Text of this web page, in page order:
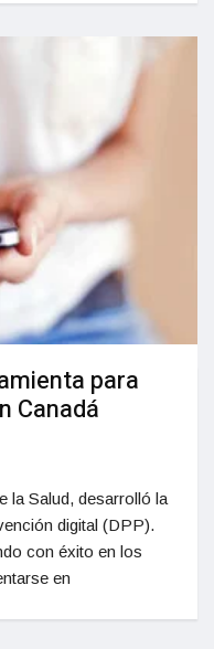
para
Canadá
la Salud, desarrolló la
digital (DPP).
con éxito en los
en